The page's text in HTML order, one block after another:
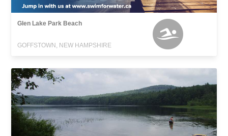
Glen Lake Park Beach
GOFFSTOWN, NEW HAMPSHIRE